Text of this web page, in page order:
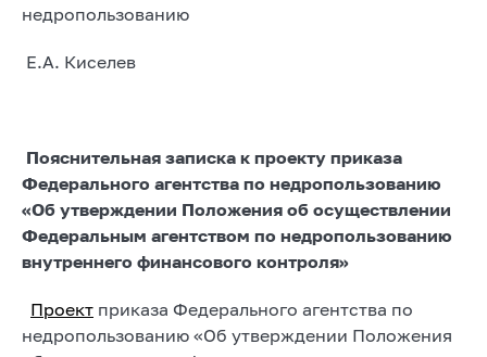
недропользованию
Е.А. Киселев
Пояснительная записка к проекту приказа
Федерального агентства по недропользованию
«Об утверждении Положения об осуществлении
Федеральным агентством по недропользованию
внутреннего финансового контроля»
Проект приказа Федерального агентства по
недропользованию «Об утверждении Положения